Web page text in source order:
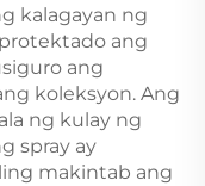
kalagayan ng
ang
ang
koleksyon. Ang
ng kulay ng
spray ay
makintab ang